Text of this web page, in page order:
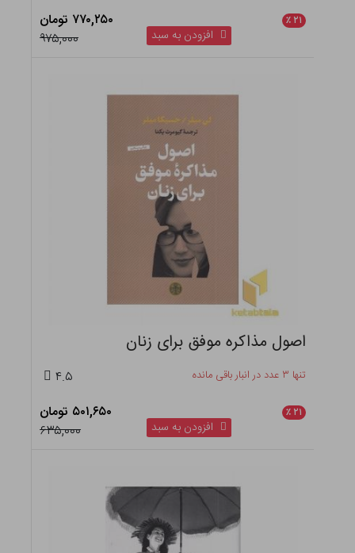
۲۱ ٪
۷۷۰,۲۵۰ تومان
۹۷۵,۰۰۰
افزودن به سبد
اصول مذاکره موفق برای زنان
تنها ۳ عدد در انبار باقی مانده ۴.۵
۲۱ ٪
۵۰۱,۶۵۰ تومان
۶۳۵,۰۰۰
افزودن به سبد